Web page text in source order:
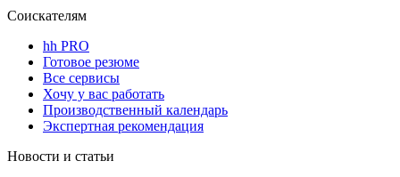
Соискателям
hh PRO
Готовое резюме
Все сервисы
Хочу у вас работать
Производственный календарь
Экспертная рекомендация
Новости и статьи